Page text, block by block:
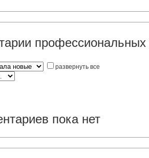
профессиональных
развернуть все
пока нет